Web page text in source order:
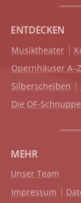
ENTDECKEN
Musiktheater
Opernhäuser A–Z
Silberscheiben
Die OF-Schnuppe
MEHR
Unser Team
Impressum